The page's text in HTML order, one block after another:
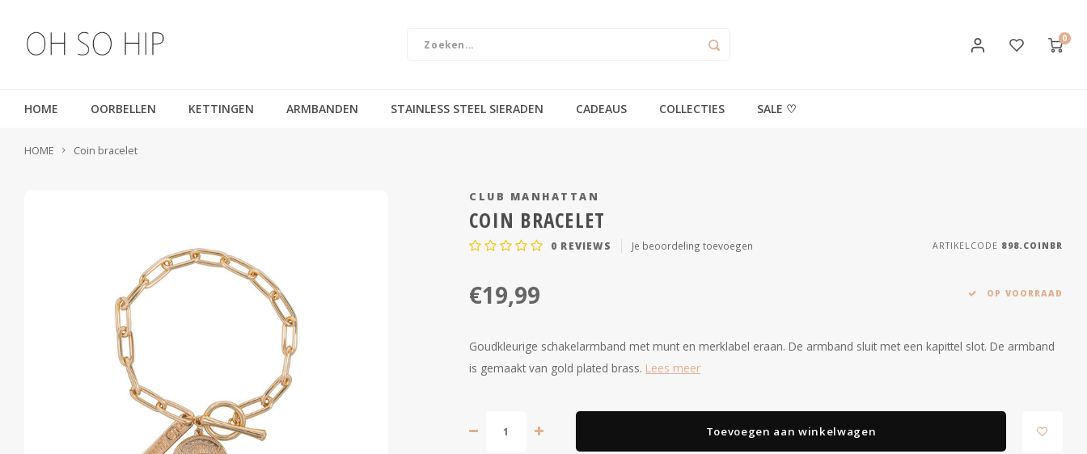
0
HOME OORBELLEN KETTINGEN ARMBANDEN STAINLESS STEEL SIERADEN CADEAUS COLLECTIES SALE ♡
HOME Coin bracelet
CLUB MANHATTAN
COIN BRACELET
0 REVIEWS Je beoordeling toevoegen ARTIKELCODE 898.COINBR
€19,99 OP VOORRAAD
Goudkleurige schakelarmband met munt en merklabel eraan. De armband sluit met een kapittel slot. De armband
is gemaakt van gold plated brass. Lees meer
Toevoegen aan winkelwagen